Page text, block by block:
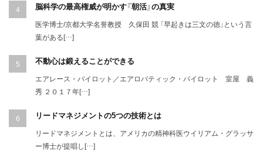
脳科学の最高権威が明かす『朝活』の真実
医学博士/京都大学名誉教授 久保田 競 「早起きは三文の徳」という言
葉がある[…]
不動心は鍛えることができる
エアレース・パイロット／エアロバティック・パイロット 室屋 義
秀 ２０１７年[…]
リードマネジメントの5つの技術とは
リードマネジメントとは、アメリカの精神科医ウイリアム・グラッサ
ー博士が提唱し[…]